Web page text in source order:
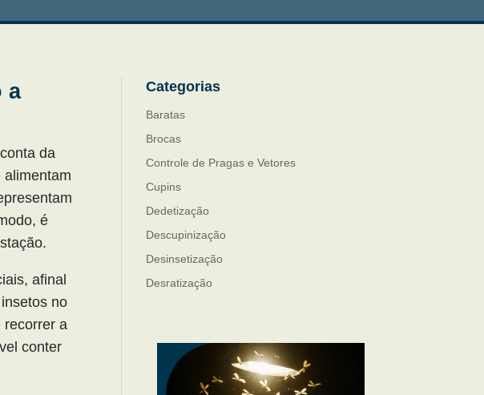
a
da
alimentam
é
afinal
no
recorrer a
conter
Categorias
Baratas
Brocas
Controle de Pragas e Vetores
Cupins
Dedetização
Descupinização
Desinsetização
Desratização
Mosquitos
Percevejo de Cama